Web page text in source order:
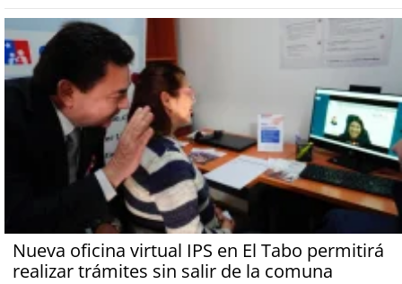
Nueva oficina virtual IPS en El Tabo permitirá
realizar trámites sin salir de la comuna